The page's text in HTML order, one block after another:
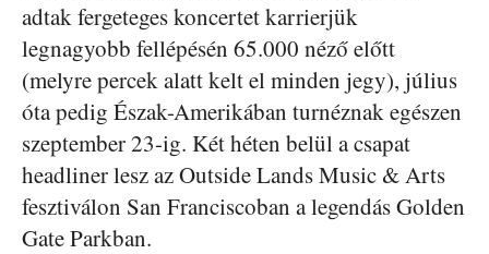
adtak fergeteges koncertet karrierjük
legnagyobb fellépésén 65.000 néző előtt
(melyre percek alatt kelt el minden jegy), július
óta pedig Észak-Amerikában turnéznak egészen
szeptember 23-ig. Két héten belül a csapat
headliner lesz az Outside Lands Music & Arts
fesztiválon San Franciscoban a legendás Golden
Gate Parkban.